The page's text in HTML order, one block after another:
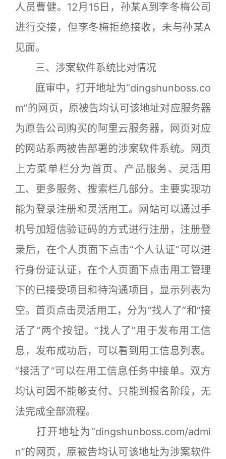
人员曹健。12月15日，孙某A到李冬梅公司
进行交接，但李冬梅拒绝接收，未与孙某A
见面。
三、涉案软件系统比对情况
庭审中，打开地址为“dingshunboss.co
m”的网页，原被告均认可该地址对应服务器
为原告公司购买的阿里云服务器，网页对应
的网站系两被告部署的涉案软件系统。网页
上方菜单栏分为首页、产品服务、灵活用
工、更多服务、搜索栏几部分。主要实现功
能为登录注册和灵活用工。网站可以通过手
机号加短信验证码的方式进行注册，注册登
录后，在个人页面下点击“个人认证”可以进
行身份证认证，在个人页面下点击用工管理
下的已接受项目和待沟通项目，显示列表为
空。首页点击灵活用工，分为“找人了”和“接
活了”两个按钮。“找人了”用于发布用工信
息，发布成功后，可以看到用工信息列表。
“接活了”可以在用工信息任务中接单。双方
均认可因不能够支付、只能到报名阶段，无
法完成全部流程。
打开地址为“dingshunboss.com/admi
n”的网页，原被告均认可该地址为涉案软件